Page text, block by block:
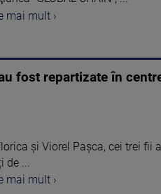
mai mult ›
fost repartizate în
și Viorel Pașca, cei trei fii
...
mai mult ›